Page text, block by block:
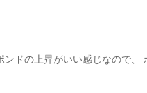
ドの上昇がいい感じなので、